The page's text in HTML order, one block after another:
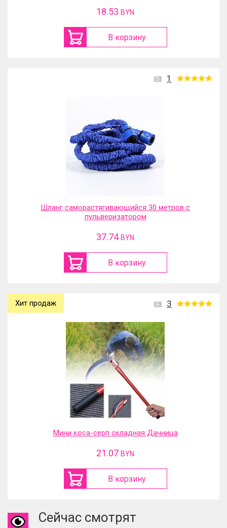
18.53 BYN
В корзину
1
Шланг саморастягивающийся 30 метров с
пульверизатором
37.74 BYN
В корзину
3
Хит продаж
Мини коса-серп складная Дачница
21.07 BYN
В корзину
Сейчас смотрят